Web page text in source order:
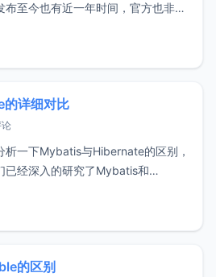
至今也有近一年时间，官方也非常
Mybatis有哪些新特性，能给我们带
看一位大侠研究后
详细对比
析一下Mybatis与Hibernate的区别，
已经深入的研究了Mybatis和
的区别